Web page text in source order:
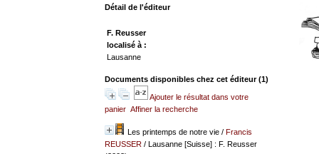
Détail de l'éditeur
F. Reusser
localisé à :
Lausanne
Documents disponibles chez cet éditeur (1)
Ajouter le résultat dans votre
panier Affiner la recherche
Les printemps de notre vie/ Francis
REUSSER/ Lausanne [Suisse] : F. Reusser